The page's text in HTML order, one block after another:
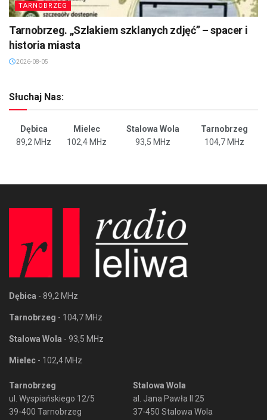
TARNOBRZEG
Tarnobrzeg. „Szlakiem szklanych zdjęć” – spacer i
historia miasta
2026-08-05
Słuchaj Nas:
Dębica Mielec Stalowa Wola
Tarnobrzeg
89,2 MHz
102,4 MHz 93,5 MHz 104,7 MHz
Dębica - 89,2 MHz
Tarnobrzeg - 104,7 MHz
Stalowa Wola - 93,5 MHz
Mielec - 102,4 MHz
Tarnobrzeg
ul. Wyspiańskiego 12/5
39-400 Tarnobrzeg
Stalowa Wola
al. Jana Pawła II 25
37-450 Stalowa Wola